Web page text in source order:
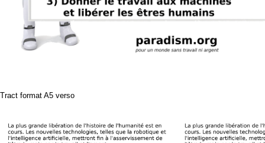
Tract format A5 verso